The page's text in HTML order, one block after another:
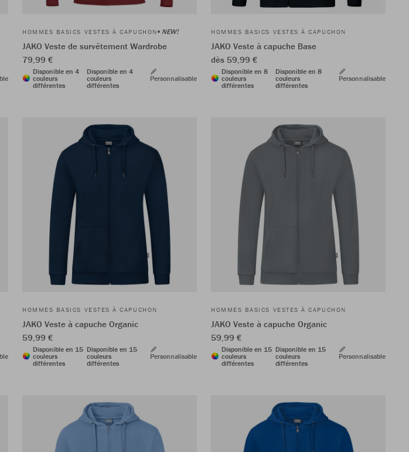
HOMMES BASICS VESTES À CAPUCHON NEW!
JAKO Veste de survêtement Wardrobe
79,99 €
Disponible en 4
couleurs
différentes
Disponible en 4
couleurs
différentes
Personnalisable
HOMMES BASICS VESTES À CAPUCHON
JAKO Veste à capuche Base
dès 59,99 €
Disponible en 8
couleurs
différentes
Disponible en 8
couleurs
différentes
Personnalisable
HOMMES BASICS VESTES À CAPUCHON
JAKO Veste à capuche Organic
59,99 €
Disponible en 15
couleurs
différentes
Disponible en 15
couleurs
différentes
Personnalisable
HOMMES BASICS VESTES À CAPUCHON
JAKO Veste à capuche Organic
59,99 €
Disponible en 15
couleurs
différentes
Disponible en 15
couleurs
différentes
Personnalisable